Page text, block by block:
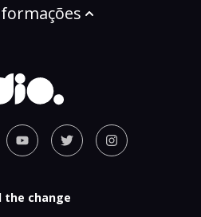
the change